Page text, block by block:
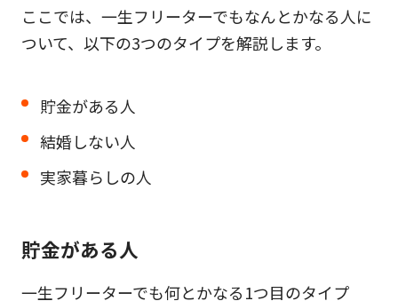
ここでは、一生フリーターでもなんとかなる人に
ついて、以下の3つのタイプを解説します。
貯金がある人
結婚しない人
実家暮らしの人
貯金がある人
一生フリーターでも何とかなる1つ目のタイプ